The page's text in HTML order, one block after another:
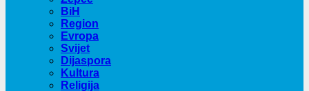
BiH
Region
Evropa
Svijet
Dijaspora
Kultura
Religija